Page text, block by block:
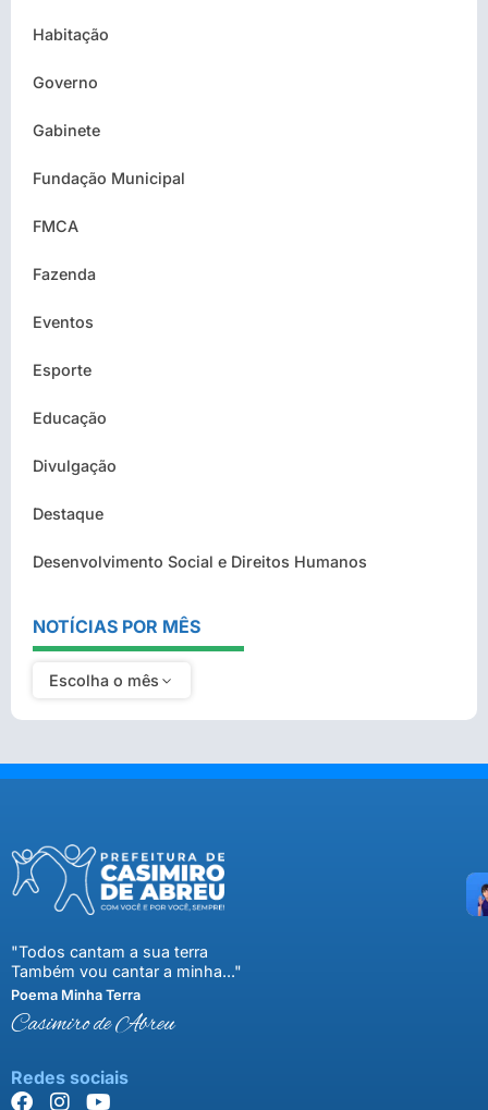
Habitação
Governo
Gabinete
Fundação Municipal
FMCA
Fazenda
Eventos
Esporte
Educação
Divulgação
Destaque
Desenvolvimento Social e Direitos Humanos
NOTÍCIAS POR MÊS
Escolha o mês
"Todos cantam a sua terra
Também vou cantar a minha..."
Poema Minha Terra
Casimiro de Abreu
Redes sociais